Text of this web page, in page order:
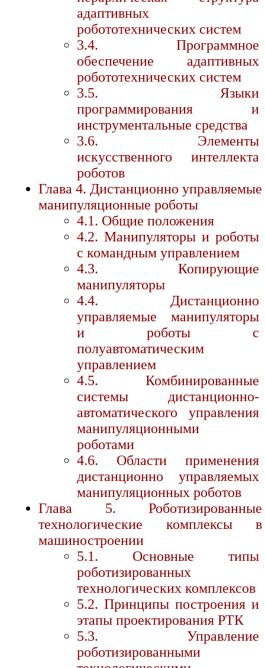
адаптивных
робототехнических систем
3.4. Программное
обеспечение адаптивных
робототехнических систем
3.5. Языки
программирования и
инструментальные средства
3.6. Элементы
искусственного интеллекта
роботов
Глава 4. Дистанционно управляемые
манипуляционные роботы
4.1. Общие положения
4.2. Манипуляторы и роботы
с командным управлением
4.3. Копирующие
манипуляторы
4.4. Дистанционно
управляемые манипуляторы
и роботы с
полуавтоматическим
управлением
4.5. Комбинированные
системы дистанционно-
автоматического управления
манипуляционными
роботами
4.6. Области применения
дистанционно управляемых
манипуляционных роботов
Глава 5. Роботизированные
технологические комплексы в
машиностроении
5.1. Основные типы
роботизированных
технологических комплексов
5.2. Принципы построения и
этапы проектирования РТК
5.3. Управление
роботизированными